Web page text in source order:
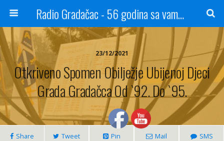
Radio Gradačac - 56 godina sa vama...
23/12/2021
Otkriveno Spomen Obilježje Ubijenoj Djeci
Grada Gradačca Od `92. Do `95.
Share Tweet Pin Mail SMS